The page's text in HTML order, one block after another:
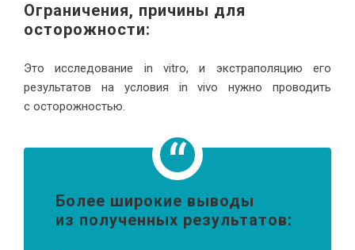
Ограничения, причины для
осторожности:
Это исследование in vitro, и экстраполяцию его
результатов на условия in vivo нужно проводить
с осторожностью.
Более широкие выводы
из полученных результатов: